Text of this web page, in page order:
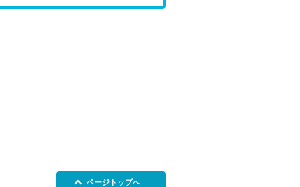
ページトップへ